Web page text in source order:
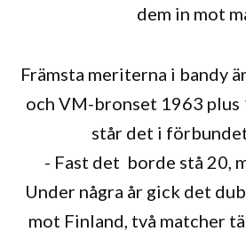
dem in mot
Främsta meriterna i bandy
och VM-bronset 1963 plus
står det i
- Fast det borde stå 20,
Under några år gick det
mot Finland, två matcher